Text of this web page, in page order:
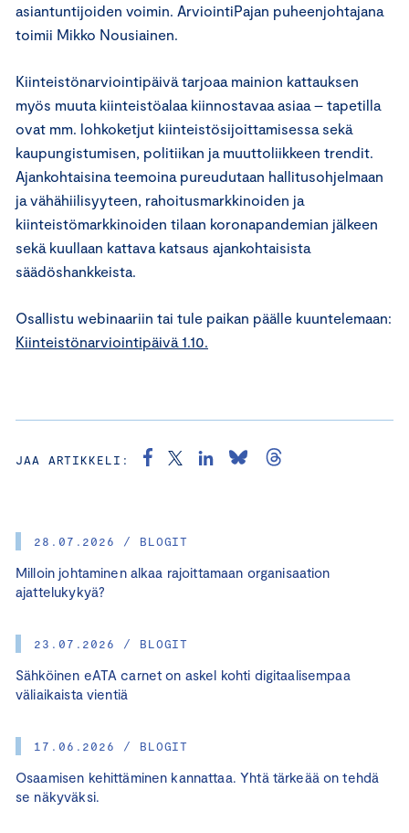
28.07.2026 / BLOGIT
Milloin johtaminen alkaa rajoittamaan organisaation
ajattelukykyä?
23.07.2026 / BLOGIT
Sähköinen eATA carnet on askel kohti digitaalisempaa
väliaikaista vientiä
17.06.2026 / BLOGIT
Osaamisen kehittäminen kannattaa. Yhtä tärkeää on tehdä
se näkyväksi.
asiantuntijoiden voimin. ArviointiPajan puheenjohtajana
toimii Mikko Nousiainen.
Kiinteistönarviointipäivä tarjoaa mainion kattauksen
myös muuta kiinteistöalaa kiinnostavaa asiaa – tapetilla
ovat mm. lohkoketjut kiinteistösijoittamisessa sekä
kaupungistumisen, politiikan ja muuttoliikkeen trendit.
Ajankohtaisina teemoina pureudutaan hallitusohjelmaan
ja vähähiilisyyteen, rahoitusmarkkinoiden ja
kiinteistömarkkinoiden tilaan koronapandemian jälkeen
sekä kuullaan kattava katsaus ajankohtaisista
säädöshankkeista.
Osallistu webinaariin tai tule paikan päälle kuuntelemaan:
Kiinteistönarviointipäivä 1.10.
JAA ARTIKKELI: